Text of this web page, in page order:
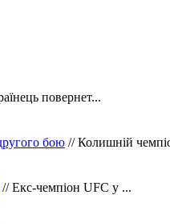
повернет...
бою // Колишній
// Екс-чемпіон UFC у ...